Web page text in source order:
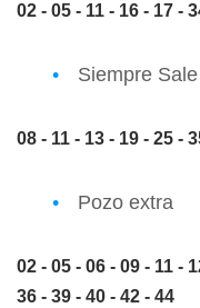
02 - 05 - 11 - 16 - 17 -
Siempre
08 - 11 - 13 - 19 - 25 -
Pozo extra
02 - 05 - 06 - 09 - 11 -
36 - 39 - 40 - 42 - 44